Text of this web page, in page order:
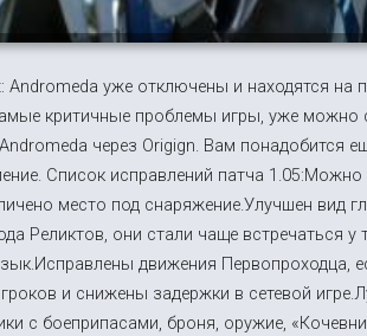
Andromeda уже отключены и находятся на
критичные проблемы игры, уже можно
через Origign. Вам понадобится
Список исправлений патча
место под снаряжение.Улучшен вид
Реликтов, они стали чаще встречаться у
движения Первопроходца,
и снижены задержки в сетевой
с боеприпасами, броня, оружие,